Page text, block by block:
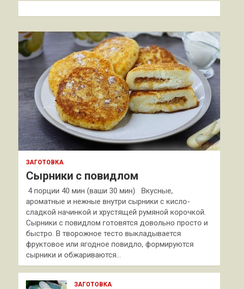
к
ЗАГОТОВКА
Сырники с повидлом
4 порции 40 мин (ваши 30 мин) Вкусные,
ароматные и нежные внутри сырники с кисло-
сладкой начинкой и хрустящей румяной корочкой.
Сырники с повидлом готовятся довольно просто и
быстро. В творожное тесто выкладывается
фруктовое или ягодное повидло, формируются
сырники и обжариваются…
ЗАГОТОВКА